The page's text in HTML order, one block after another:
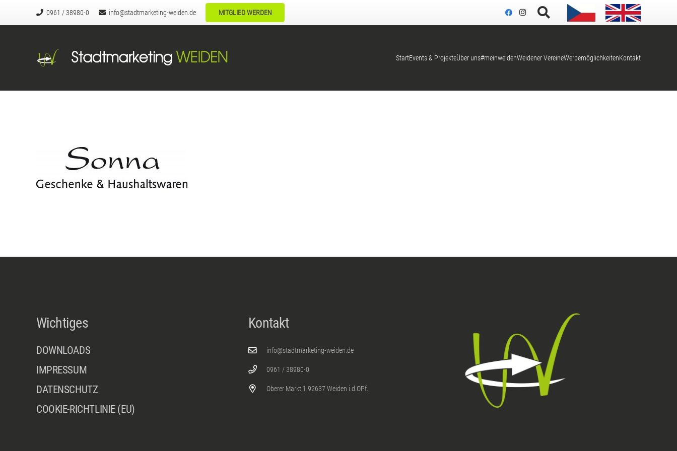
0961 / 38980-0 info@stadtmarketing-weiden.de MITGLIED WERDEN
StartEvents & ProjekteÜber uns#meinweidenWeidener VereineWerbemöglichkeitenKontakt
Wichtiges
DOWNLOADS
IMPRESSUM
DATENSCHUTZ
COOKIE-RICHTLINIE (EU)
Kontakt
info@stadtmarketing-weiden.de
0961 / 38980-0
Oberer Markt 1 92637 Weiden i.d.OPf.